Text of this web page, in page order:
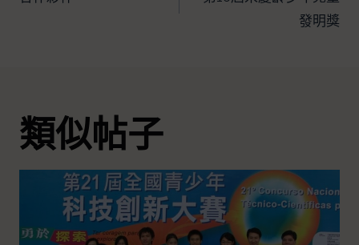
發明獎
類似帖子